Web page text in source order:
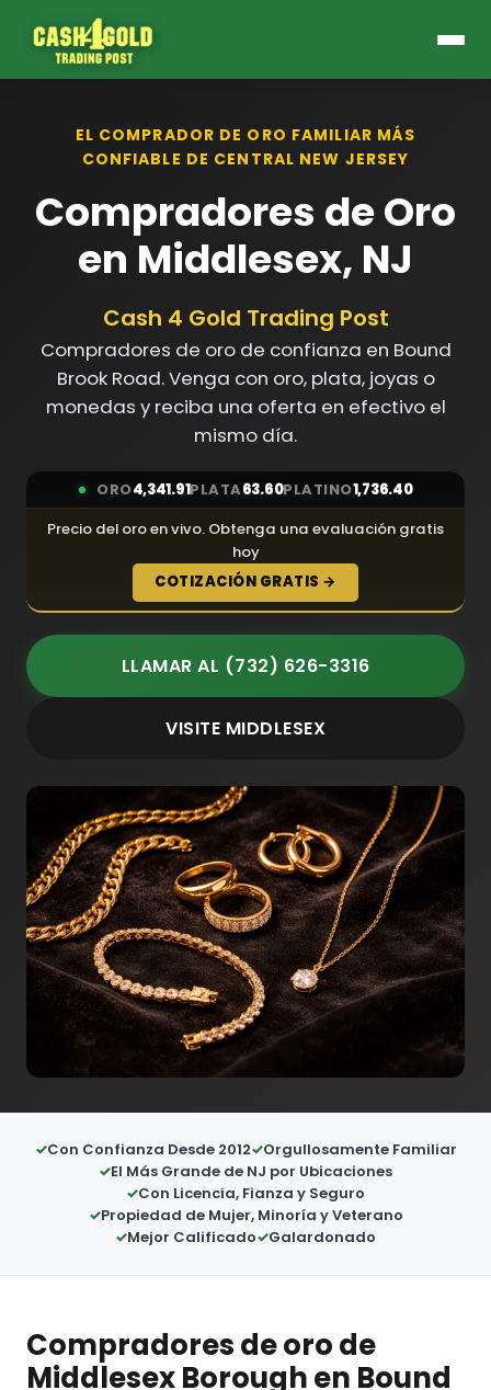
EL COMPRADOR DE ORO FAMILIAR MÁS
CONFIABLE DE CENTRAL NEW JERSEY
Compradores de Oro
en Middlesex, NJ
Cash 4 Gold Trading Post
Compradores de oro de confianza en Bound
Brook Road. Venga con oro, plata, joyas o
monedas y reciba una oferta en efectivo el
mismo día.
ORO4,341.91PLATA63.60PLATINO1,736.40
Precio del oro en vivo. Obtenga una evaluación gratis
hoy
COTIZACIÓN GRATIS →
LLAMAR AL (732) 626-3316
VISITE MIDDLESEX
Con Confianza Desde 2012
Orgullosamente Familiar
El Más Grande de NJ por Ubicaciones
Con Licencia, Fianza y Seguro
Propiedad de Mujer, Minoría y Veterano
Mejor Calificado
Galardonado
Compradores de oro de
Middlesex Borough en Bound